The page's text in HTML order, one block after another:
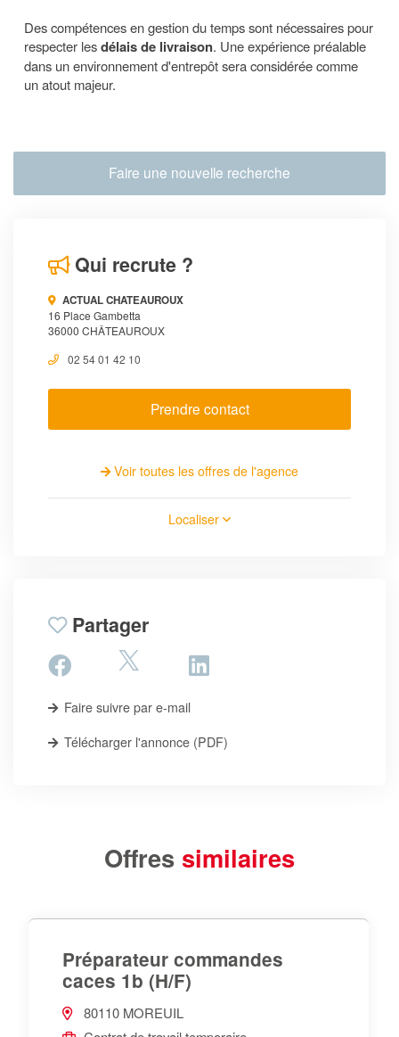
Des compétences en gestion du temps sont nécessaires pour
respecter lesdélais de livraison. Une expérience préalable
dans un environnement d'entrepôt sera considérée comme
un atout majeur.
Faire une nouvelle recherche
Qui recrute ?
ACTUAL CHATEAUROUX
16 Place Gambetta
36000 CHÂTEAUROUX
02 54 01 42 10
Prendre contact
Voir toutes les offres de l'agence
Localiser
Partager
Faire suivre par e-mail
Télécharger l'annonce (PDF)
Offres similaires
Préparateur commandes
caces 1b (H/F)
80110 MOREUIL